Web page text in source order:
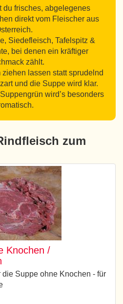
du frisches, abgelegenes
direkt vom Fleischer aus
Siedefleisch, Tafelspitz &
bei denen ein kräftiger
zählt.
lassen statt sprudelnd
und die Suppe wird klar.
wird’s besonders
zum
Knochen /
Suppe ohne Knochen - für